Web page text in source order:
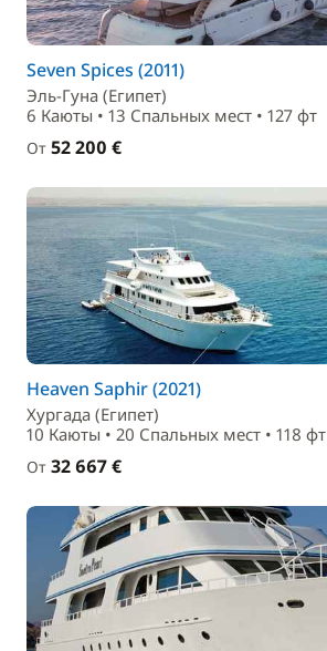
Seven Spices (2011)
Эль-Гуна (Египет)
6 Каюты • 13 Спальныx мест • 127 фт
От 52 200 €
Heaven Saphir (2021)
Хургада (Египет)
10 Каюты • 20 Спальныx мест • 118 фт
От 32 667 €